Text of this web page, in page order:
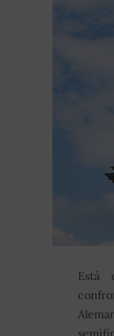
Está